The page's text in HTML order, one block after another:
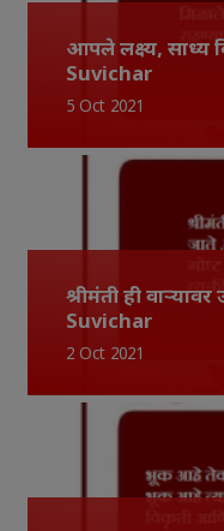
आपले लक्ष्य, साध्य
Suvichar
5 Oct 2021
श्रीमंती ही
Suvichar
2 Oct 2021